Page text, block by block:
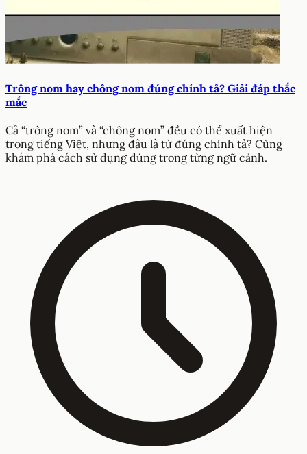
Trông nom hay chông nom đúng chính tả? Giải đáp thắc
mắc
Cả “trông nom” và “chông nom” đều có thể xuất hiện
trong tiếng Việt, nhưng đâu là từ đúng chính tả? Cùng
khám phá cách sử dụng đúng trong từng ngữ cảnh.